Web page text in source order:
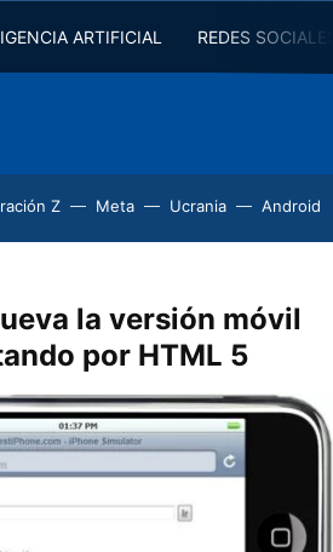
ARTIFICIAL REDES
Z Meta Ucrania Android
la versión móvil
por HTML 5